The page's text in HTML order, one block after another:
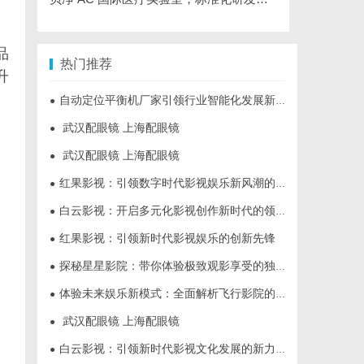
热门推荐
● 自动定位平衡机厂家引领行业智能化发展新趋势
● 武汉配眼镜 上海配眼镜
● 武汉配眼镜 上海配眼镜
● 红果影视：引领数字时代影视娱乐新风潮的多元化平台
● 白云影视：开启多元化影视创作新时代的领航者
● 红果影视：引领新时代影视娱乐的创新先锋
● 探秘星星影院：带你体验极致观影享受的独特空间
● 体验未来娱乐新模式：全面解析飞行影院的魅力与发展前景
● 武汉配眼镜 上海配眼镜
● 白云影视：引领新时代影视文化发展的新力量